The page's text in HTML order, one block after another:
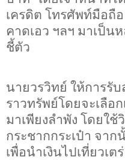
เครดิต โทรศัพท์มือถือ
คาดเอว ฯลฯ มาเป็น
ชี้ตัว
นายวรวิทย์ ให้การรั
ราวทรัพย์โดยจะเลือ
มาเพียงลำพัง โดยใ
กระชากกระเป๋า จา
เพื่อนำเงินไปเที่ยวเ